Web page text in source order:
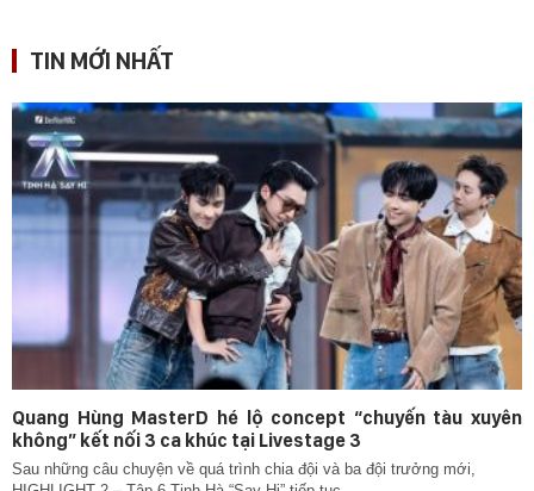
TIN MỚI NHẤT
Quang Hùng MasterD hé lộ concept “chuyến tàu xuyên
không” kết nối 3 ca khúc tại Livestage 3
Sau những câu chuyện về quá trình chia đội và ba đội trưởng mới,